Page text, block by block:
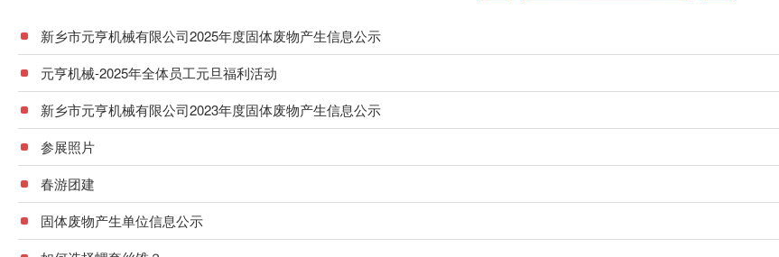
新乡市元亨机械有限公司2025年度固体废物产生信息公示
元亨机械-2025年全体员工元旦福利活动
新乡市元亨机械有限公司2023年度固体废物产生信息公示
参展照片
春游团建
固体废物产生单位信息公示